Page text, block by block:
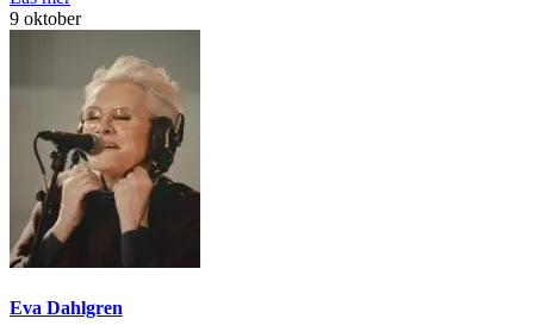
9 oktober
Eva Dahlgren